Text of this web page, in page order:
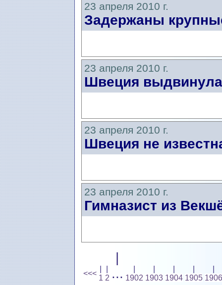
23 апреля 2010 г.
Задержаны
23 апреля 2010 г.
Швеция выдвинула
23 апреля 2010 г.
Швеция не
23 апреля 2010 г.
Гимназист из
<<<
1 2
|
... 1902 1903 1904 1905 1906